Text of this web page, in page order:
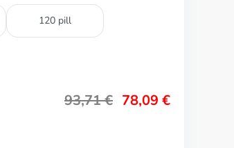
120 pill
93,71€ 78,09 €